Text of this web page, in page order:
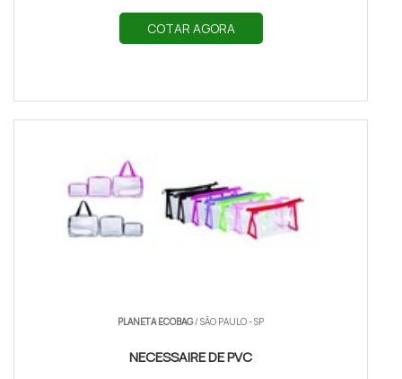
COTAR AGORA
PLANETA ECOBAG/ SÃO PAULO - SP
NECESSAIRE DE PVC